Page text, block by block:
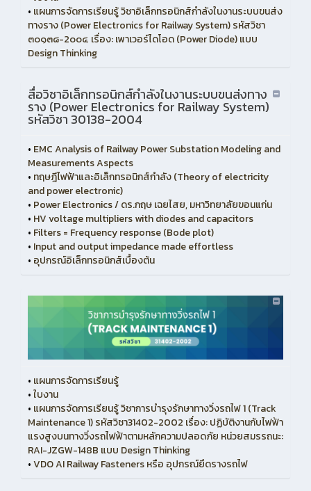
• แผนการจัดการเรียนรู้ วิชาอิเล็กทรอนิกส์กําลังในงานระบบขนส่ง
ทางราง (Power Electronics for Railway System) รหัสวิชา
๓๐๑๓๘-2๐๐๔ เรื่อง: เพาเวอร์ไดโอด (Power Diode) แบบ
Design Thinking
สื่อวิชาอิเล็กทรอนิกส์กําลังในงานระบบขนส่งทาง
ราง (Power Electronics for Railway System)
รหัสวิชา 30138-2004
• EMC Analysis of Railway Power Substation Modeling and
Measurements Aspects
• ทฤษฎีไฟฟ้าและอิเล็กทรอนิกส์กำลัง (Theory of electricity
and power electronic)
• Power Electronics / ดร.กฤษ เฉยไสย, มหาวิทยาลัยขอนแก่น
• HV voltage multipliers with diodes and capacitors
• Filters = Frequency response (Bode plot)
• Input and output impedance made effortless
• อุปกรณ์อิเล็กทรอนิกส์เบื้องต้น
• แผนการจัดการเรียนรู้
•ใบงาน
• แผนการจัดการเรียนรู้ วิชาการบำรุงรักษาทางวิ่งรถไฟ 1 (Track
Maintenance 1) รหัสวิชา31402-2002 เรื่อง: ปฏิบัติงานกับไฟฟ้า
แรงสูงบนทางวิ่งรถไฟฟ้าตามหลักความปลอดภัย หน่วยสมรรถนะ:
RAI-JZGW-148B แบบ Design Thinking
•VDO AI Railway Fasteners หรือ อุปกรณ์ยึดรางรถไฟ